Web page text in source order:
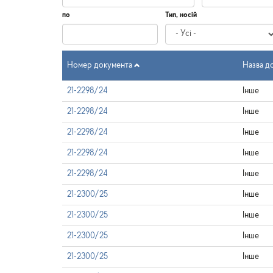
по
Дата
по
Тип, носій
Номер документа Назва
21-2298/24 Інше
21-2298/24 Інше
21-2298/24 Інше
21-2298/24 Інше
21-2298/24 Інше
21-2300/25 Інше
21-2300/25 Інше
21-2300/25 Інше
21-2300/25 Інше